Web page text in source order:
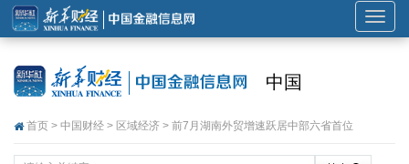
展
开
中国
首页 > 中国财经 > 区域经济 > 前7月湖南外贸增速跃居中部六省首位